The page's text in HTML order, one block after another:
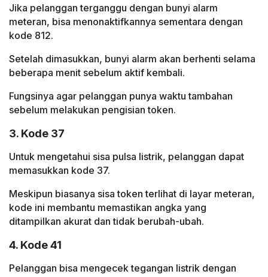
Jika pelanggan terganggu dengan bunyi alarm
meteran, bisa menonaktifkannya sementara dengan
kode 812.
Setelah dimasukkan, bunyi alarm akan berhenti selama
beberapa menit sebelum aktif kembali.
Fungsinya agar pelanggan punya waktu tambahan
sebelum melakukan pengisian token.
3. Kode 37
Untuk mengetahui sisa pulsa listrik, pelanggan dapat
memasukkan kode 37.
Meskipun biasanya sisa token terlihat di layar meteran,
kode ini membantu memastikan angka yang
ditampilkan akurat dan tidak berubah-ubah.
4. Kode 41
Pelanggan bisa mengecek tegangan listrik dengan